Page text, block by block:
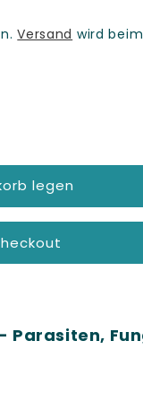
Versand wird
legen